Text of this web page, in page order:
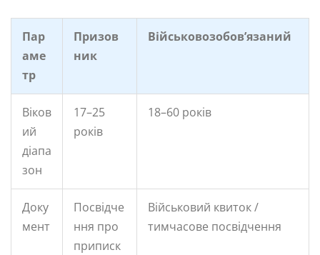
Пар
аме
тр
Призов
ник
Військовозобов’язаний
Віков
ий
діапа
зон
17–25
років
18–60 років
Доку
мент
Посвідче
ння про
приписк
Військовий квиток /
тимчасове посвідчення